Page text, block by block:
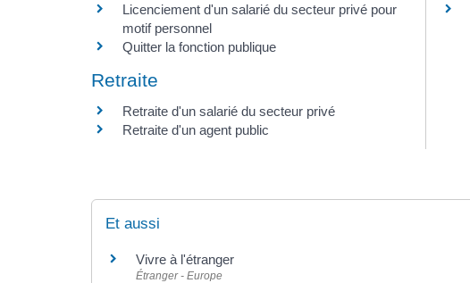
Licenciement d'un salarié du secteur privé pour
motif personnel
Quitter la fonction publique
Retraite
Retraite d'un salarié du secteur privé
Retraite d'un agent public
Et aussi
Vivre à l'étranger
Étranger - Europe